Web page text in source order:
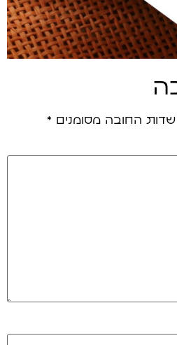
שדות החובה מסומנים *